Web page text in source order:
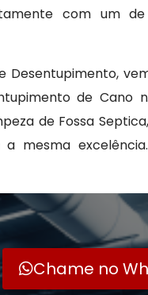
com um de
Desentupimento,
de Cano
de Fossa
mesma
Chame no